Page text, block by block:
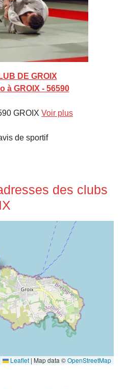
DE GROIX
à GROIX - 56590
GROIX Voir plus
de sportif
des clubs
Leaflet | Map data ©OpenStreetMap